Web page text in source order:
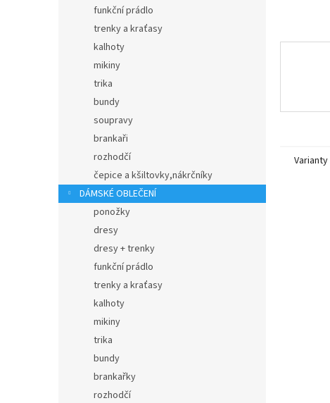
funkční prádlo
trenky a kraťasy
kalhoty
mikiny
trika
bundy
soupravy
brankaři
rozhodčí
čepice a kšiltovky,nákrčníky
DÁMSKÉ OBLEČENÍ
ponožky
dresy
dresy + trenky
funkční prádlo
trenky a kraťasy
kalhoty
mikiny
trika
bundy
brankařky
rozhodčí
Varianty